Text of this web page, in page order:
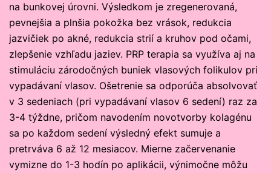
na bunkovej úrovni. Výsledkom je zregenerovaná,
pevnejšia a plnšia pokožka bez vrások, redukcia
jazvičiek po akné, redukcia strií a kruhov pod očami,
zlepšenie vzhľadu jaziev. PRP terapia sa využíva aj na
stimuláciu zárodočných buniek vlasových folikulov pri
vypadávaní vlasov. Ošetrenie sa odporúča absolvovať
v 3 sedeniach (pri vypadávaní vlasov 6 sedení) raz za
3-4 týždne, pričom navodením novotvorby kolagénu
sa po každom sedení výsledný efekt sumuje a
pretrváva 6 až 12 mesiacov. Mierne začervenanie
vymizne do 1-3 hodín po aplikácii, výnimočne môžu